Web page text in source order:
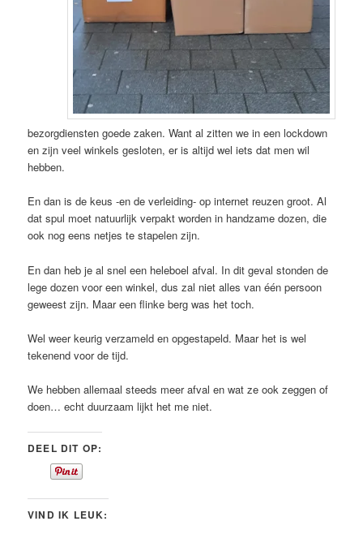
bezorgdiensten goede zaken. Want al zitten we in een lockdown
en zijn veel winkels gesloten, er is altijd wel iets dat men wil
hebben.
En dan is de keus -en de verleiding- op internet reuzen groot. Al
dat spul moet natuurlijk verpakt worden in handzame dozen, die
ook nog eens netjes te stapelen zijn.
En dan heb je al snel een heleboel afval. In dit geval stonden de
lege dozen voor een winkel, dus zal niet alles van één persoon
geweest zijn. Maar een flinke berg was het toch.
Wel weer keurig verzameld en opgestapeld. Maar het is wel
tekenend voor de tijd.
We hebben allemaal steeds meer afval en wat ze ook zeggen of
doen… echt duurzaam lijkt het me niet.
DEEL DIT OP:
VIND IK LEUK: